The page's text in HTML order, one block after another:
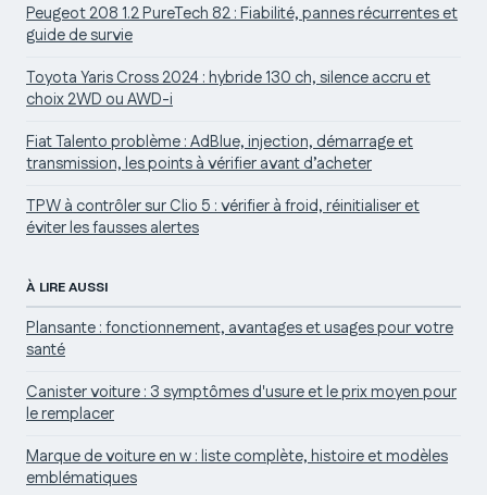
Peugeot 208 1.2 PureTech 82 : Fiabilité, pannes récurrentes et
guide de survie
Toyota Yaris Cross 2024 : hybride 130 ch, silence accru et
choix 2WD ou AWD-i
Fiat Talento problème : AdBlue, injection, démarrage et
transmission, les points à vérifier avant d’acheter
TPW à contrôler sur Clio 5 : vérifier à froid, réinitialiser et
éviter les fausses alertes
À LIRE AUSSI
Plansante : fonctionnement, avantages et usages pour votre
santé
Canister voiture : 3 symptômes d'usure et le prix moyen pour
le remplacer
Marque de voiture en w : liste complète, histoire et modèles
emblématiques